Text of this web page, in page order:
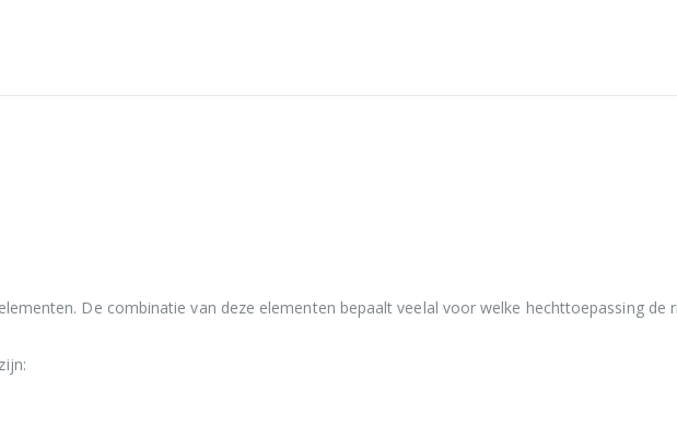
De combinatie van deze elementen bepaalt veelal voor welke hechttoepassing de